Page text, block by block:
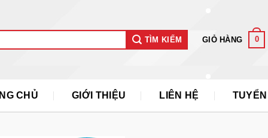
TÌM KIẾM GIỎ HÀNG 0
CHỦ GIỚI THIỆU LIÊN HỆ